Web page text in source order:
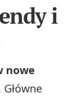
i
nowe
Główne